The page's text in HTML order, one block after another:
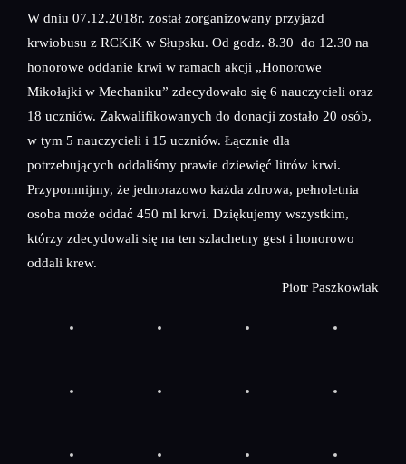
W dniu 07.12.2018r. został zorganizowany przyjazd
krwiobusu z RCKiK w Słupsku. Od godz. 8.30 do 12.30 na
honorowe oddanie krwi w ramach akcji „Honorowe
Mikołajki w Mechaniku” zdecydowało się 6 nauczycieli oraz
18 uczniów. Zakwalifikowanych do donacji zostało 20 osób,
w tym 5 nauczycieli i 15 uczniów. Łącznie dla
potrzebujących oddaliśmy prawie dziewięć litrów krwi.
Przypomnijmy, że jednorazowo każda zdrowa, pełnoletnia
osoba może oddać 450 ml krwi. Dziękujemy wszystkim,
którzy zdecydowali się na ten szlachetny gest i honorowo
oddali krew.
Piotr Paszkowiak